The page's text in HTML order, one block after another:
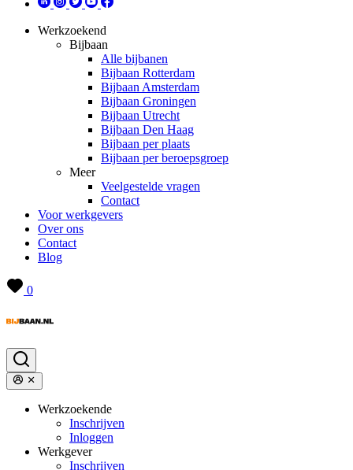
Werkzoekend
Bijbaan
Alle bijbanen
Bijbaan Rotterdam
Bijbaan Amsterdam
Bijbaan Groningen
Bijbaan Utrecht
Bijbaan Den Haag
Bijbaan per plaats
Bijbaan per beroepsgroep
Meer
Veelgestelde vragen
Contact
Voor werkgevers
Over ons
Contact
Blog
0
Werkzoekende
Inschrijven
Inloggen
Werkgever
Inschrijven